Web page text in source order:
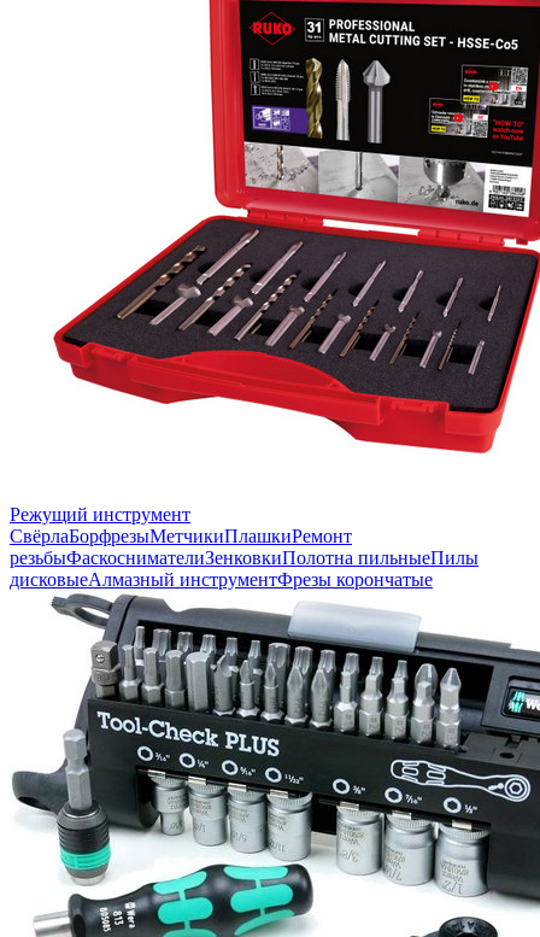
Режущий инструмент
СвёрлаБорфрезыМетчикиПлашкиРемонт
резьбыФаскоснимателиЗенковкиПолотна пильныеПилы
дисковыеАлмазный инструментФрезы корончатые